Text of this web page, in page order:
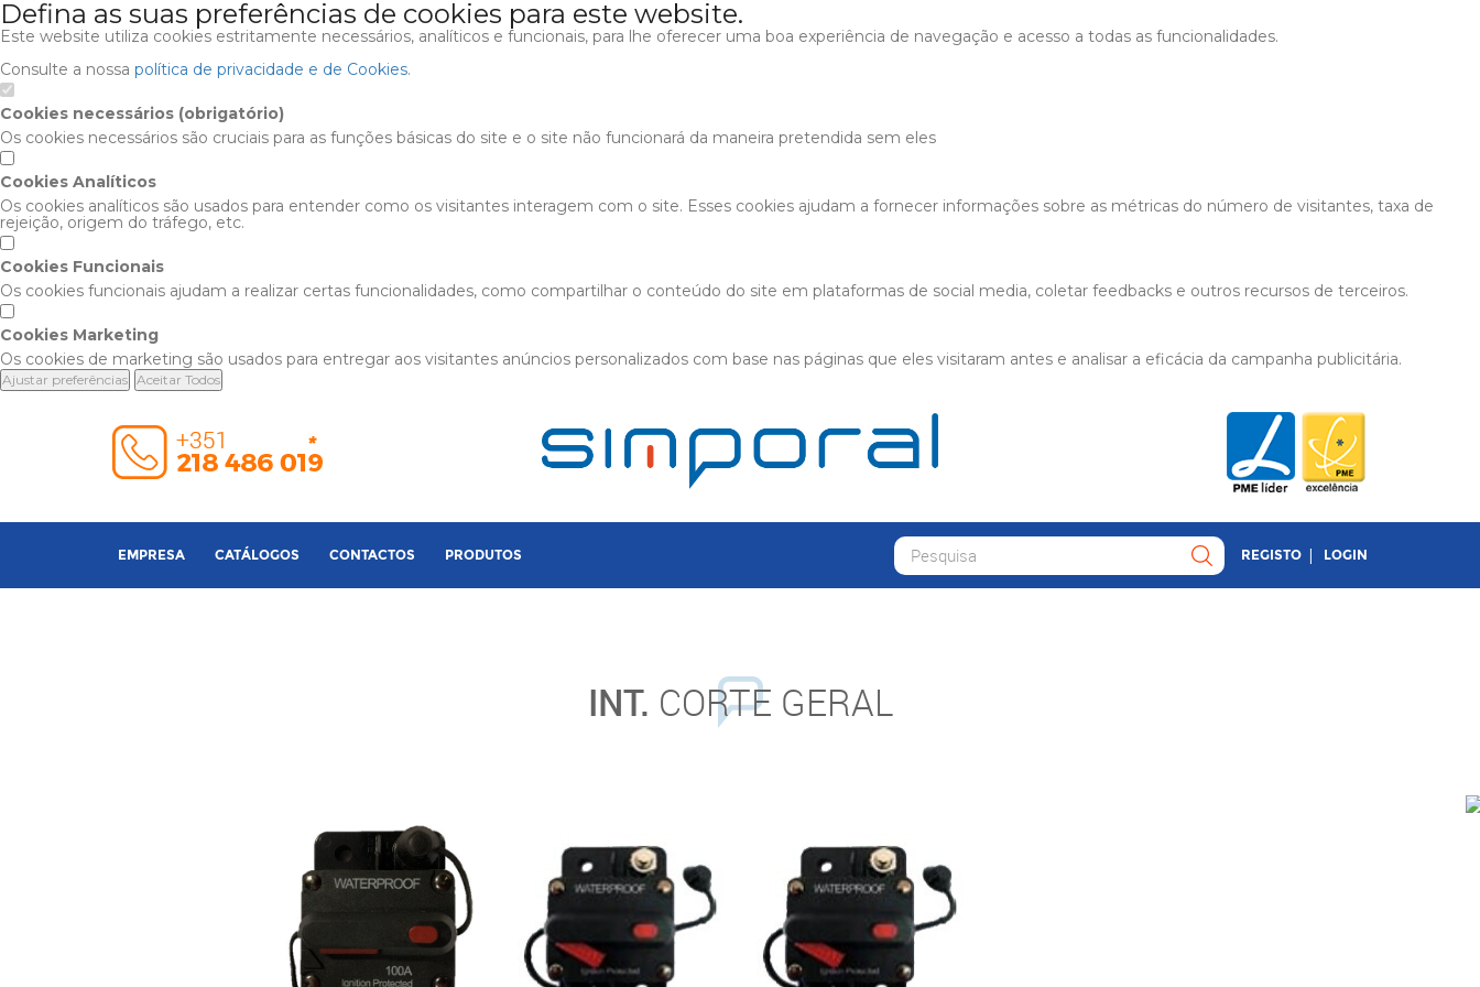
Defina as suas preferências de cookies para este website.
Este website utiliza cookies estritamente necessários, analíticos e funcionais, para lhe oferecer uma boa experiência de navegação e acesso a todas as funcionalidades.
Consulte a nossa política de privacidade e de Cookies.
Cookies necessários (obrigatório)
Os cookies necessários são cruciais para as funções básicas do site e o site não funcionará da maneira pretendida sem eles
Cookies Analíticos
Os cookies analíticos são usados para entender como os visitantes interagem com o site. Esses cookies ajudam a fornecer informações sobre as métricas do número de visitantes, taxa de
rejeição, origem do tráfego, etc.
Cookies Funcionais
Os cookies funcionais ajudam a realizar certas funcionalidades, como compartilhar o conteúdo do site em plataformas de social media, coletar feedbacks e outros recursos de terceiros.
Cookies Marketing
Os cookies de marketing são usados para entregar aos visitantes anúncios personalizados com base nas páginas que eles visitaram antes e analisar a eficácia da campanha publicitária.
Ajustar preferências Aceitar Todos
EMPRESA CATÁLOGOS CONTACTOS PRODUTOS REGISTO LOGIN
INT. CORTE GERAL